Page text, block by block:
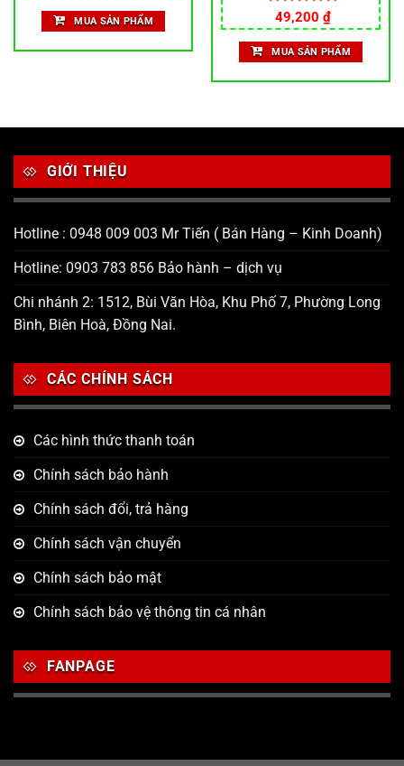
MUA SẢN PHẨM
Được xếp
hạng5.00
5 sao
Giá
gốc
là:
60,000 ₫.
49,200 ₫Giá
hiện
tại
là:
49,200 ₫.
MUA SẢN PHẨM
GIỚI THIỆU
Hotline : 0948 009 003 Mr Tiến ( Bán Hàng – Kinh Doanh)
Hotline: 0903 783 856 Bảo hành – dịch vụ
Chi nhánh 2: 1512, Bùi Văn Hòa, Khu Phố 7, Phường Long
Bình, Biên Hoà, Đồng Nai.
CÁC CHÍNH SÁCH
Các hình thức thanh toán
Chính sách bảo hành
Chính sách đổi, trả hàng
Chính sách vận chuyển
Chính sách bảo mật
Chính sách bảo vệ thông tin cá nhân
FANPAGE